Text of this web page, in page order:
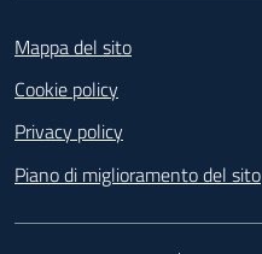
Mappa del sito
Cookie policy
Privacy policy
Piano di miglioramento del sito